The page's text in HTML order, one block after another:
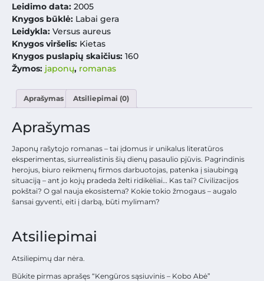
Leidimo data: 2005
Knygos būklė: Labai gera
Leidykla: Versus aureus
Knygos viršelis: Kietas
Knygos puslapių skaičius: 160
Žymos: japonų, romanas
Aprašymas Atsiliepimai (0)
Aprašymas
Japonų rašytojo romanas – tai įdomus ir unikalus literatūros
eksperimentas, siurrealistinis šių dienų pasaulio pjūvis. Pagrindinis
herojus, biuro reikmenų firmos darbuotojas, patenka į siaubingą
situaciją – ant jo kojų pradeda želti ridikėliai… Kas tai? Civilizacijos
pokštai? O gal nauja ekosistema? Kokie tokio žmogaus – augalo
šansai gyventi, eiti į darbą, būti mylimam?
Atsiliepimai
Atsiliepimų dar nėra.
Būkite pirmas aprašęs “Kengūros sąsiuvinis – Kobo Abė”